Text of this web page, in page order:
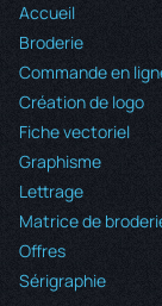
Accueil
Broderie
Commande en
Création de logo
Fiche vectoriel
Graphisme
Lettrage
Matrice de
Offres
Sérigraphie